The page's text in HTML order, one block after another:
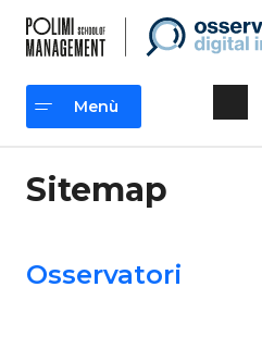
contenuto
Menù
Sitemap
Osservatori